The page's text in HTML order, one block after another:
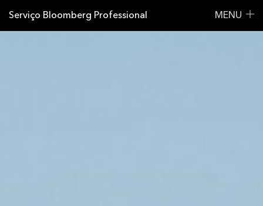
Serviço Bloomberg Professional MENU